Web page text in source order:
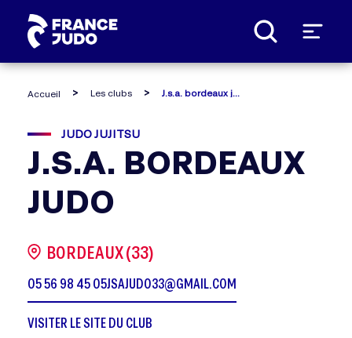
Accueil Les clubs
JUDO JUJITSU
J.S.A. BORDEAUX
JUDO
BORDEAUX (33)
05 56 98 45 05JSAJUDO33@GMAIL.COM
VISITER LE SITE DU CLUB